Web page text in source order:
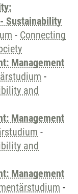
Sustainability
- Connecting
Management
-
and
Management
-
and
Management
-